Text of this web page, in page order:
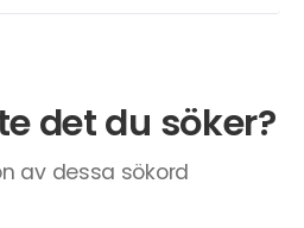
det du söker?
av dessa sökord